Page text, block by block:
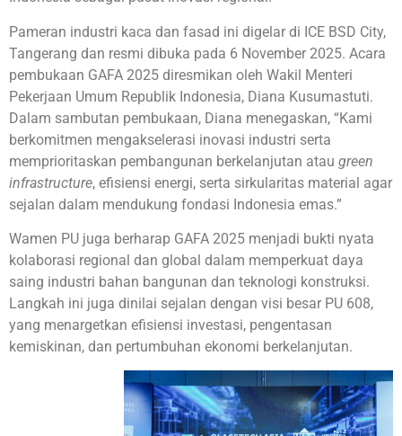
Pameran industri kaca dan fasad ini digelar di ICE BSD City,
Tangerang dan resmi dibuka pada 6 November 2025. Acara
pembukaan GAFA 2025 diresmikan oleh Wakil Menteri
Pekerjaan Umum Republik Indonesia, Diana Kusumastuti.
Dalam sambutan pembukaan, Diana menegaskan, “Kami
berkomitmen mengakselerasi inovasi industri serta
memprioritaskan pembangunan berkelanjutan atau green
infrastructure, efisiensi energi, serta sirkularitas material agar
sejalan dalam mendukung fondasi Indonesia emas.”
Wamen PU juga berharap GAFA 2025 menjadi bukti nyata
kolaborasi regional dan global dalam memperkuat daya
saing industri bahan bangunan dan teknologi konstruksi.
Langkah ini juga dinilai sejalan dengan visi besar PU 608,
yang menargetkan efisiensi investasi, pengentasan
kemiskinan, dan pertumbuhan ekonomi berkelanjutan.